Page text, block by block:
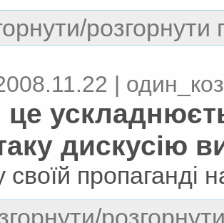
розгорнути
|
це
дискусію
своїй пропаганді